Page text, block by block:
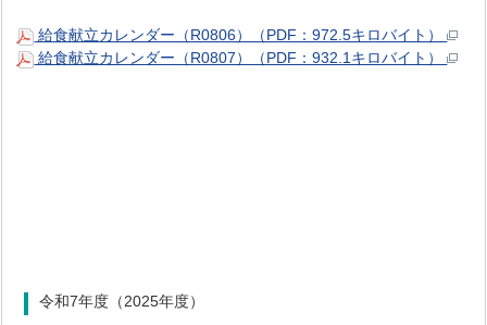
給食献立カレンダー（R0806）（PDF：972.5キロバイト）
給食献立カレンダー（R0807）（PDF：932.1キロバイト）
令和7年度（2025年度）